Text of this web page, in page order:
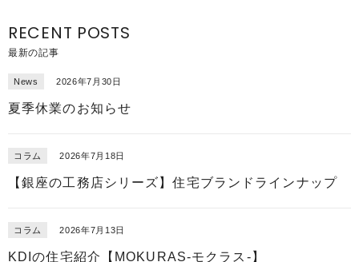
RECENT POSTS
最新の記事
News 2026年7月30日
夏季休業のお知らせ
コラム 2026年7月18日
【銀座の工務店シリーズ】住宅ブランドラインナップ
コラム 2026年7月13日
KDIの住宅紹介【MOKURAS-モクラス-】